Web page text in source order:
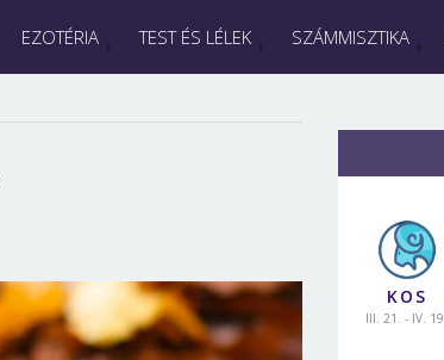
EZOTÉRIA TEST ÉS LÉLEK SZÁMMISZTIKA
KOS
III. 21. - IV. 19.